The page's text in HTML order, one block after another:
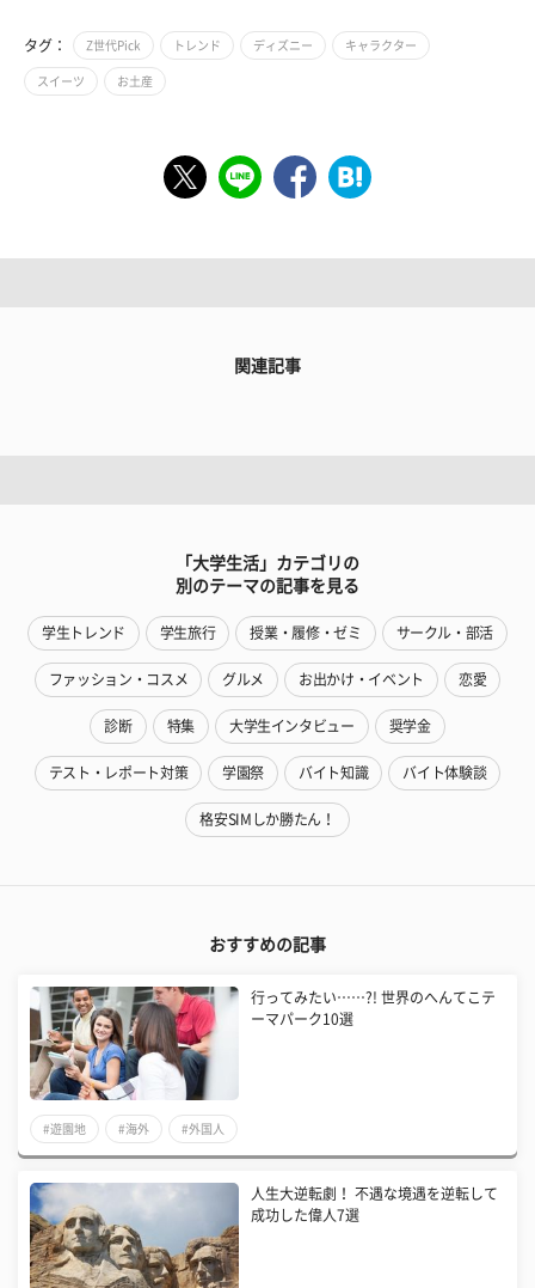
タグ： Z世代Pick トレンド ディズニー キャラクター
スイーツ お土産
関連記事
「大学生活」カテゴリの
別のテーマの記事を見る
学生トレンド 学生旅行 授業・履修・ゼミ サークル・部活
ファッション・コスメ グルメ お出かけ・イベント 恋愛
診断 特集 大学生インタビュー 奨学金
テスト・レポート対策 学園祭 バイト知識 バイト体験談
格安SIMしか勝たん！
おすすめの記事
行ってみたい……?! 世界のへんてこテ
ーマパーク10選
#遊園地 #海外 #外国人
人生大逆転劇！ 不遇な境遇を逆転して
成功した偉人7選